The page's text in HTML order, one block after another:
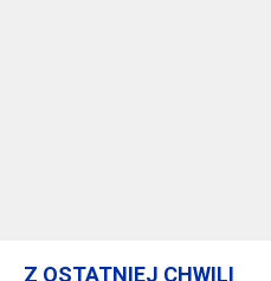
Z OSTATNIEJ CHWILI